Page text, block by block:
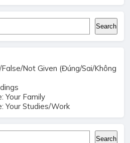
Search
Not Given (Đúng/Sai/Không
Your Family
Your Studies/Work
Search